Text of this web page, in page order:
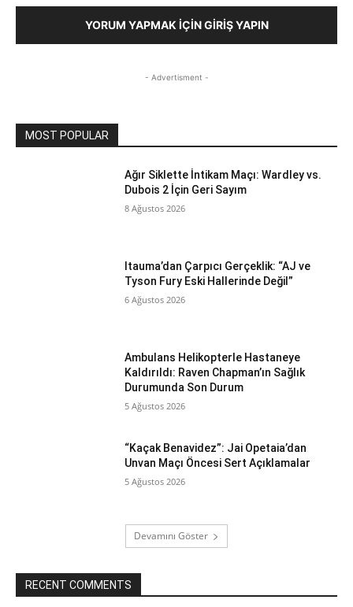
YORUM YAPMAK İÇIN GIRIŞ YAPIN
- Advertisment -
MOST POPULAR
Ağır Siklette İntikam Maçı: Wardley vs.
Dubois 2 İçin Geri Sayım
8 Ağustos 2026
Itauma’dan Çarpıcı Gerçeklik: “AJ ve
Tyson Fury Eski Hallerinde Değil”
6 Ağustos 2026
Ambulans Helikopterle Hastaneye
Kaldırıldı: Raven Chapman’ın Sağlık
Durumunda Son Durum
5 Ağustos 2026
“Kaçak Benavidez”: Jai Opetaia’dan
Unvan Maçı Öncesi Sert Açıklamalar
5 Ağustos 2026
Devamını Göster
RECENT COMMENTS